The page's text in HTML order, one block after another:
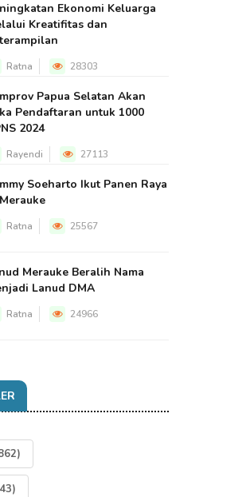
Ekonomi Keluarga
Kreatifitas dan
Ratna 28303
Papua Selatan Akan
Pendaftaran untuk 1000
2024
Rayendi 27113
Soeharto Ikut Panen Raya
Ratna 25567
Merauke Beralih Nama
Lanud DMA
Ratna 24966